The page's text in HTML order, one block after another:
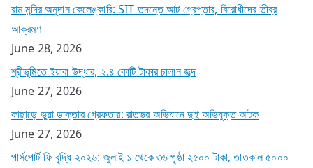
রাম মন্দির অনুদান কেলেঙ্কারি: SIT তদন্তে আট গ্রেপ্তার, বিরোধীদের তীব্র
আক্রমণ
June 28, 2026
শ্রীভূমিতে ইয়াবা উদ্ধার, ২.৪ কোটি টাকার চালান জব্দ
June 27, 2026
কাছাড়ে ভুয়া ডাক্তার গ্রেফতার: রাতভর অভিযানে দুই অভিযুক্ত আটক
June 27, 2026
পার্সপোর্ট ফি বৃদ্ধি ২০২৬: জুলাই ১ থেকে ৩৬ পৃষ্ঠা ২৫০০ টাকা, তাতকাল ৫০০০